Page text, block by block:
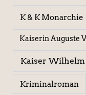
K & K Monarchie
Kaiserin Auguste
Kaiser Wilhelm
Kriminalroman